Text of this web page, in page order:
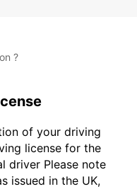
?
of your driving
license for the
driver Please note
issued in the UK,